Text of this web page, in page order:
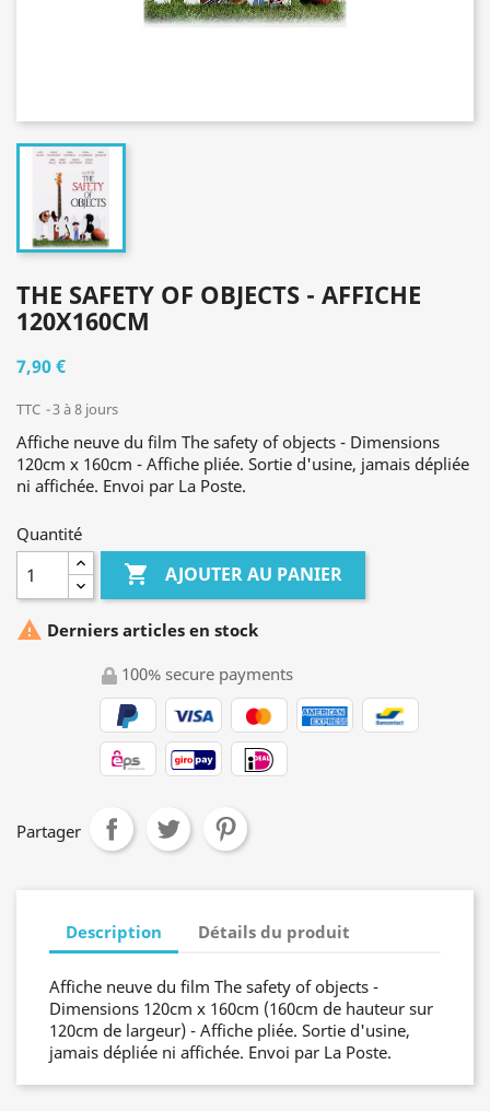
THE SAFETY OF OBJECTS - AFFICHE
120X160CM
7,90 €
TTC 3 à 8 jours
Affiche neuve du film The safety of objects - Dimensions
120cm x 160cm - Affiche pliée. Sortie d'usine, jamais dépliée
ni affichée. Envoi par La Poste.
Quantité
 AJOUTER AU PANIER
 Derniers articles en stock
100% secure payments
Partager
Description Détails du produit
Affiche neuve du film The safety of objects -
Dimensions 120cm x 160cm (160cm de hauteur sur
120cm de largeur) - Affiche pliée. Sortie d'usine,
jamais dépliée ni affichée. Envoi par La Poste.